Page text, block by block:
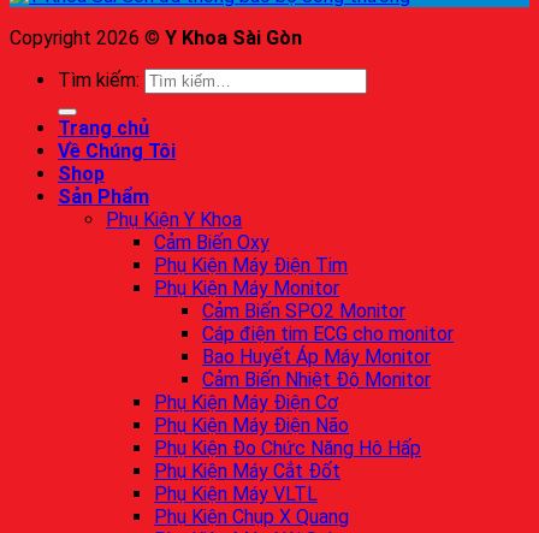
Copyright 2026 © Y Khoa Sài Gòn
Tìm kiếm:
Trang chủ
Về Chúng Tôi
Shop
Sản Phẩm
Phụ Kiện Y Khoa
Cảm Biến Oxy
Phụ Kiện Máy Điện Tim
Phụ Kiện Máy Monitor
Cảm Biến SPO2 Monitor
Cáp điện tim ECG cho monitor
Bao Huyết Áp Máy Monitor
Cảm Biến Nhiệt Độ Monitor
Phụ Kiện Máy Điện Cơ
Phụ Kiện Máy Điện Não
Phụ Kiện Đo Chức Năng Hô Hấp
Phụ Kiện Máy Cắt Đốt
Phụ Kiện Máy VLTL
Phụ Kiện Chụp X Quang